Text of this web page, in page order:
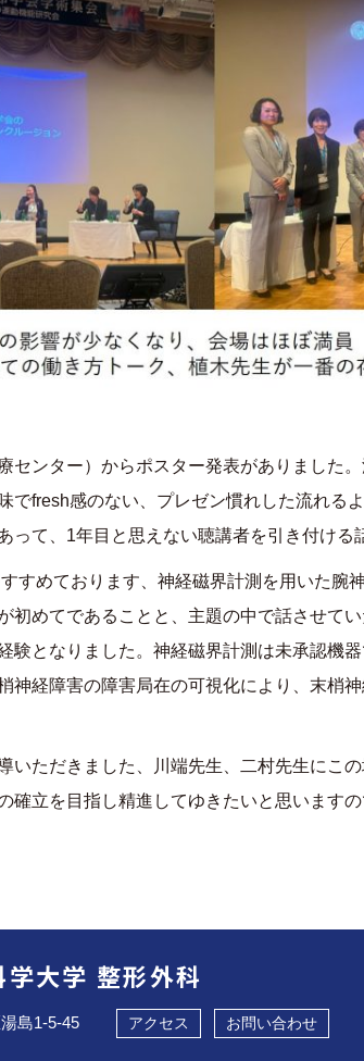
センター）からポスター発表がありました
でfresh感のない、プレゼン慣れした流れる
って、 1年目と思えない聴講者を引き付ける
すめております、神経磁界計測を用いた腕
めてであることと、主題の中で話させて
となりました。神経磁界計測は未承認機
経障害の障害局在の可視化により、末梢
ただきました、川端先生、二村先生にこ
立を目指し精進してゆきたいと思います
学大学 整形外科
島1-5-45 アクセス お問い合わせ